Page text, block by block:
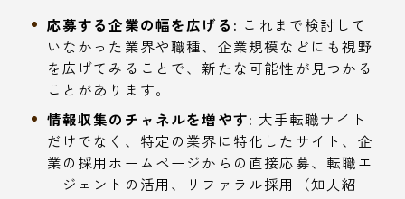
応募する企業の幅を広げる: これまで検討して
いなかった業界や職種、企業規模などにも視野
を広げてみることで、新たな可能性が見つかる
ことがあります。
情報収集のチャネルを増やす: 大手転職サイト
だけでなく、特定の業界に特化したサイト、企
業の採用ホームページからの直接応募、転職エ
ージェントの活用、リファラル採用（知人紹